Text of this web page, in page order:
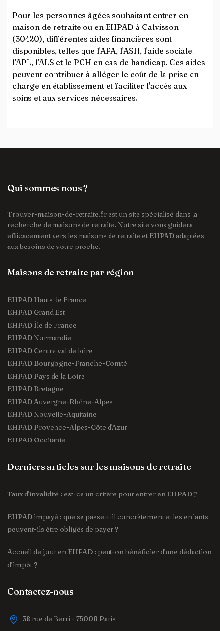
Pour les personnes âgées souhaitant entrer en
maison de retraite ou en EHPAD à Calvisson
(30420), différentes aides financières sont
disponibles, telles que l'APA, l'ASH, l'aide sociale,
l'APL, l'ALS et le PCH en cas de handicap. Ces aides
peuvent contribuer à alléger le coût de la prise en
charge en établissement et faciliter l'accès aux
soins et aux services nécessaires.
Qui sommes nous ?
Trouver-maison-de-retraite.fr est un site spécialisé dans la
recherche de maisons de retraite. Notre site vous guidera
efficacement vers les maisons de retraite et EHPAD adaptées
aux besoins de votre proche.
Maisons de retraite par région
EHPAD Hauts de France
EHPAD Grand Est
EHPAD Île de France
EHPAD Normandie
EHPAD Centre val de loire
EHPAD Bourgogne-Franche-Comté
EHPAD Pays de la Loire
EHPAD Bretagne
EHPAD Auvergne-Rhône-Alpes
EHPAD Nouvelle-Aquitaine
EHPAD Provence-Alpes-Côte d'Azur
EHPAD Occitanie
Derniers articles sur les maisons de retraite
Taux d’invalidité : est-ce un critère pour entrer en EHPAD ?
EHPAD impayé : que se passe-t-il concrètement et les enfants
peuvent-ils être obligés de payer ?
Accueil de jour en EHPAD : peut-on bénéficier d’une déduction
d’impôt ?
Contactez-nous
38 rue de Berri - 75008 Paris